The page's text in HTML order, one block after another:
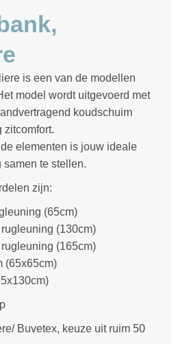
is een van de modellen
model wordt uitgevoerd met
koudschuim
zitcomfort.
elementen is jouw ideale
te stellen.
zijn:
(65cm)
(130cm)
(165cm)
(65x65cm)
Buvetex, keuze uit ruim 50